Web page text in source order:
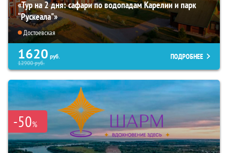
«Тур на 2 дня: сафари по водопадам Карелии и парк
“Рускеала"»
Достоевская
1620 руб.
12900руб.
ПОДРОБНЕЕ
-50%